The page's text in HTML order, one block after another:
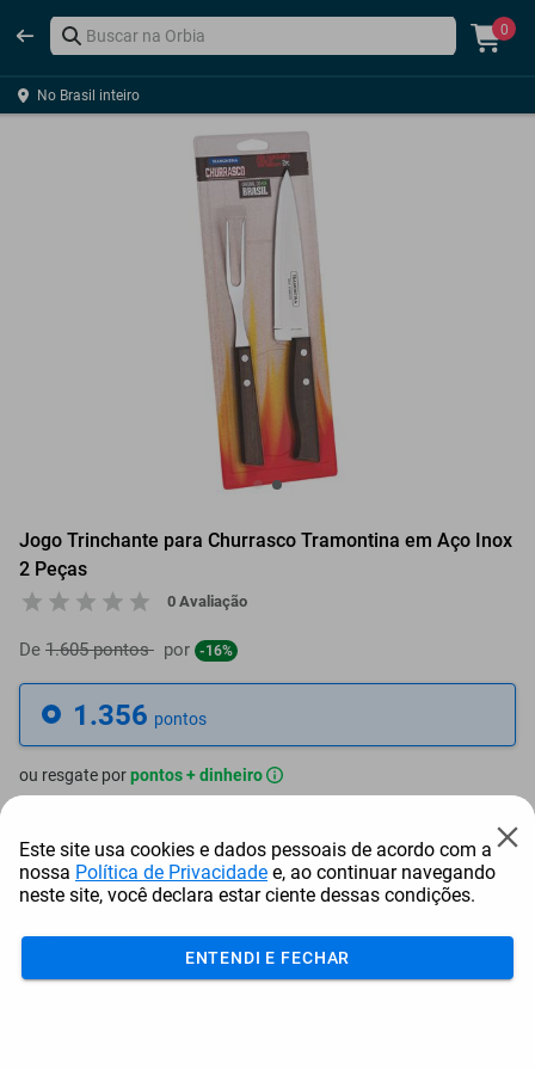
0
No Brasil inteiro
Jogo Trinchante para Churrasco Tramontina em Aço Inox
2 Peças
0 Avaliação
De 1.605 pontos por -16%
1.356 pontos
ou resgate porpontos + dinheiro
1.153 pontos + R$ 9,34
Este site usa cookies e dados pessoais de acordo com a
nossa Política de Privacidade e, ao continuar navegando
neste site, você declara estar ciente dessas condições.
ENTENDI E FECHAR